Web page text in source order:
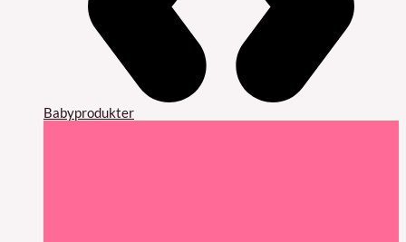
Babyprodukter